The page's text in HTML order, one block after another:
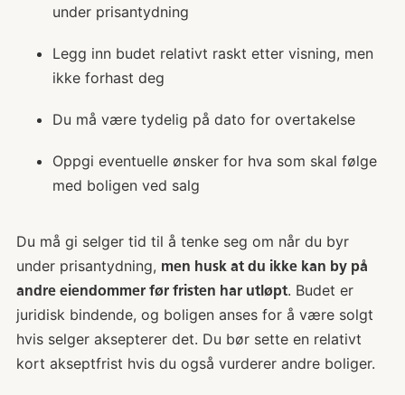
under prisantydning
Legg inn budet relativt raskt etter visning, men
ikke forhast deg
Du må være tydelig på dato for overtakelse
Oppgi eventuelle ønsker for hva som skal følge
med boligen ved salg
Du må gi selger tid til å tenke seg om når du byr
under prisantydning, men husk at du ikke kan by på
andre eiendommer før fristen har utløpt. Budet er
juridisk bindende, og boligen anses for å være solgt
hvis selger aksepterer det. Du bør sette en relativt
kort akseptfrist hvis du også vurderer andre boliger.